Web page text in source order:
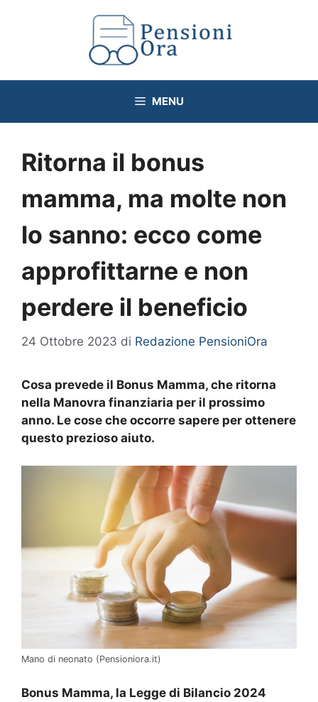
MENU
Ritorna il bonus
mamma, ma molte non
lo sanno: ecco come
approfittarne e non
perdere il beneficio
24 Ottobre 2023 di Redazione PensioniOra
Cosa prevede il Bonus Mamma, che ritorna
nella Manovra finanziaria per il prossimo
anno. Le cose che occorre sapere per ottenere
questo prezioso aiuto.
Mano di neonato (Pensioniora.it)
Bonus Mamma, la Legge di Bilancio 2024